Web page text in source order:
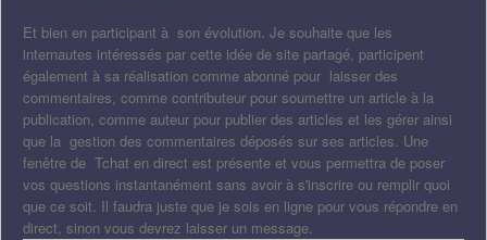
Et bien en participant à son évolution. Je souhaite que les
internautes intéressés par cette idée de site partagé, participent
également à sa réalisation comme abonné pour laisser des
commentaires, comme contributeur pour soumettre un article à la
publication, comme auteur pour publier des articles et les gérer ainsi
que la gestion des commentaires déposés sur ses articles. Une
fenêtre de Tchat en direct est présente et vous permettra de poser
vos questions instantanément sans avoir à s'inscrire ou remplir quoi
que ce soit. Il faudra juste que je sois en ligne pour vous répondre en
direct, sinon vous devrez laisser un message.